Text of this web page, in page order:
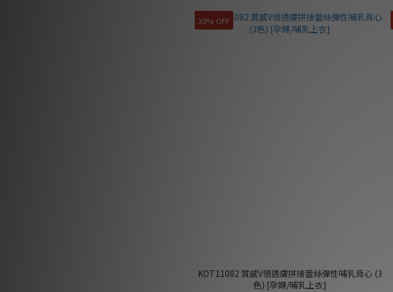
30% OFF
KOT11082 質感V領透膚拼接蕾絲彈性哺乳背心 (3
色) [孕婦/哺乳上衣]